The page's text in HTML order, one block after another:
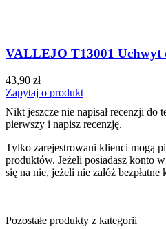
VALLEJO T13001 Uchwyt
43,90 zł
Zapytaj o produkt
Nikt jeszcze nie napisał recenzji do
pierwszy i napisz recenzję.
Tylko zarejestrowani klienci mogą
produktów. Jeżeli posiadasz konto
się na nie, jeżeli nie załóż
Pozostałe produkty z kategorii